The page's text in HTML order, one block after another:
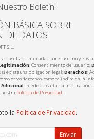
Boletín!
BÁSICA SOBRE
DE DATOS
S.L.
consultas planteadas por el usuario y
: Consentimiento del usuario;
si existe una obligación legal;Derechos:
otros derechos, como se indica en la
: Puede consultar la información
Política de Privacidad.
la Política de Privacidad.
Enviar